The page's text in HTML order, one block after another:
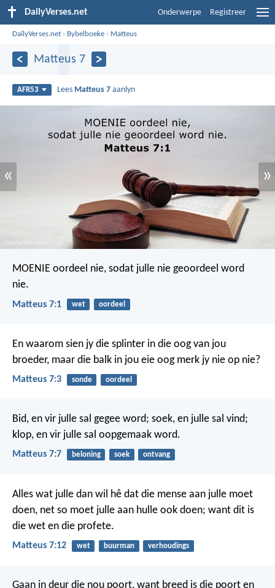
DailyVerses.net Onderwerpe Registreer
DailyVerses.net › Bybelboeke › Matteus
Matteus 7
AFR53 Lees Matteus 7 aanlyn
« »
MOENIE oordeel nie, sodat julle nie geoordeel word
nie.
Matteus 7:1 wet oordeel
En waarom sien jy die splinter in die oog van jou
broeder, maar die balk in jou eie oog merk jy nie op nie?
Matteus 7:3 sonde oordeel
Bid, en vir julle sal gegee word; soek, en julle sal vind;
klop, en vir julle sal oopgemaak word.
Matteus 7:7 beloning soek ontvang
Alles wat julle dan wil hê dat die mense aan julle moet
doen, net so moet julle aan hulle ook doen; want dit is
die wet en die profete.
Matteus 7:12 wet buurman verhoudings
Gaan in deur die nou poort, want breed is die poort en